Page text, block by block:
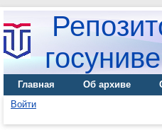
Главная Об архиве
Войти